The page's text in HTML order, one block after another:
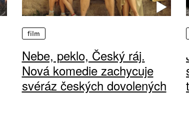
film
Nebe, peklo, Český ráj.
Nová komedie zachycuje
svéráz českých dovolených